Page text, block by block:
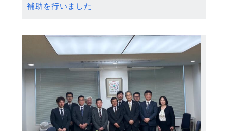
補助を行いました